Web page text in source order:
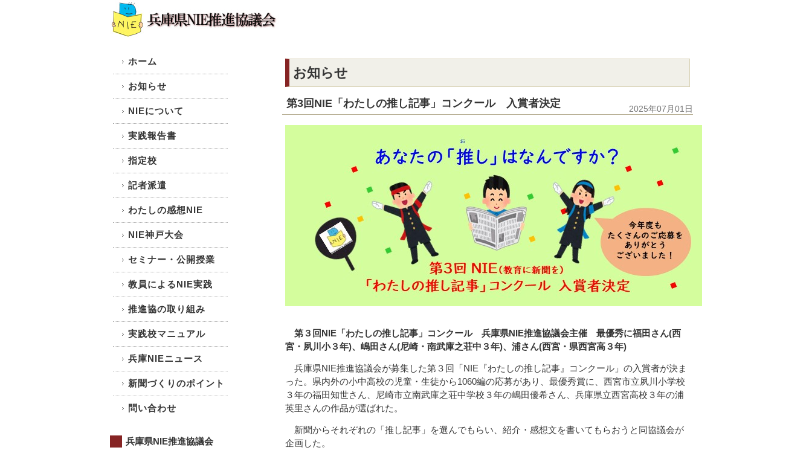
ホーム
お知らせ
NIEについて
実践報告書
指定校
記者派遣
わたしの感想NIE
NIE神戸大会
セミナー・公開授業
教員によるNIE実践
推進協の取り組み
実践校マニュアル
兵庫NIEニュース
新聞づくりのポイント
問い合わせ
兵庫県NIE推進協議会
お知らせ
第3回NIE「わたしの推し記事」コンクール 入賞者決定 2025年07月01日
第３回NIE「わたしの推し記事」コンクール 兵庫県NIE推進協議会主催 最優秀に福田さん(西
宮・夙川小３年)、嶋田さん(尼崎・南武庫之荘中３年)、浦さん(西宮・県西宮高３年)
兵庫県NIE推進協議会が募集した第３回「NIE『わたしの推し記事』コンクール」の入賞者が決ま
った。県内外の小中高校の児童・生徒から1060編の応募があり、最優秀賞に、西宮市立夙川小学校
３年の福田知世さん、尼崎市立南武庫之荘中学校３年の嶋田優希さん、兵庫県立西宮高校３年の浦
英里さんの作品が選ばれた。
新聞からそれぞれの「推し記事」を選んでもらい、紹介・感想文を書いてもらおうと同協議会が
企画した。